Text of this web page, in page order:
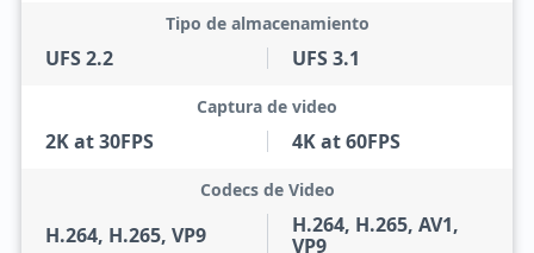
UFS 2.2
Tipo de almacenamiento
UFS 3.1
2K at 30FPS
Captura de video
4K at 60FPS
H.264, H.265, VP9
Codecs de Video
H.264, H.265, AV1,
VP9